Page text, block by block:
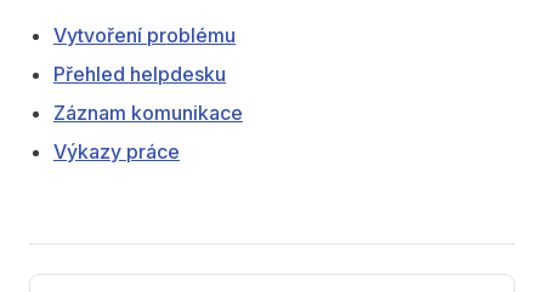
Vytvoření problému
Přehled helpdesku
Záznam komunikace
Výkazy práce